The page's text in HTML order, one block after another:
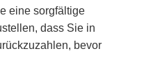
eine sorgfältige
dass Sie in
bevor